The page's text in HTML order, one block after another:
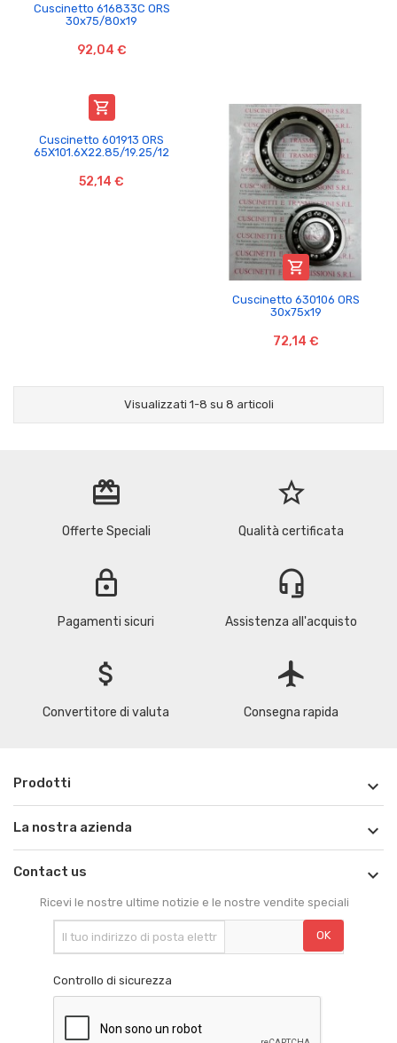
Cuscinetto 616833C ORS
30x75/80x19
92,04 €

Cuscinetto 601913 ORS
65X101.6X22.85/19.25/12
52,14 €

Cuscinetto 630106 ORS
30x75x19
72,14 €
Visualizzati 1-8 su 8 articoli
redeem
Offerte Speciali
star_border
Qualità certificata
lock
Pagamenti sicuri
headset_mic
Assistenza all'acquisto
attach_money
Convertitore di valuta
flight
Consegna rapida
Prodotti 
La nostra azienda 
Contact us 
Ricevi le nostre ultime notizie e le nostre vendite speciali
Controllo di sicurezza